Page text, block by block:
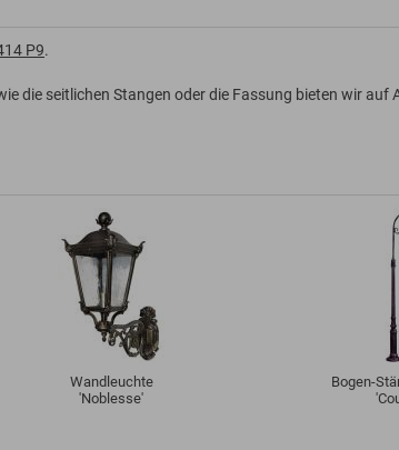
P9.
die seitlichen Stangen oder die Fassung bieten wir auf
Wandleuchte
'Noblesse'
Bogen-